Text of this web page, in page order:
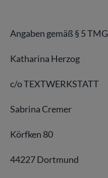
Angaben gemäß § 5 TMG
Katharina Herzog
c/o TEXTWERKSTATT
Sabrina Cremer
Körfken 80
44227 Dortmund